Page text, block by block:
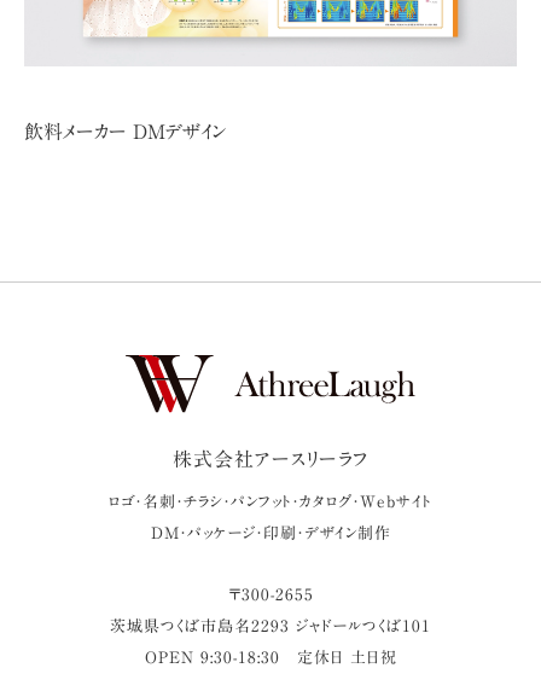
飲料メーカー DMデザイン
株式会社アースリーラフ
ロゴ・名刺・チラシ・パンフット・カタログ・Webサイト
DM・パッケージ・印刷・デザイン制作
〒300-2655
茨城県つくば市島名2293 ジャドールつくば101
OPEN 9:30-18:30
定休日 土日祝